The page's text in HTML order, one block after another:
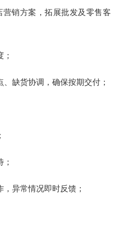
销方案，拓展批发及零售客
缺货协调，确保按期交付；
异常情况即时反馈；